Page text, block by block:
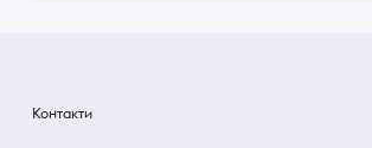
Контакти